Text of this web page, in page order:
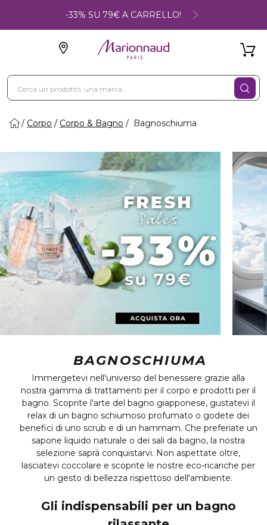
-33% SU 79€ A CARRELLO!
Corpo Corpo & Bagno Bagnoschiuma
BAGNOSCHIUMA
Immergetevi nell'universo del benessere grazie alla
nostra gamma di trattamenti per il corpo e prodotti per il
bagno. Scoprite l'arte del bagno giapponese, gustatevi il
relax di un bagno schiumoso profumato o godete dei
benefici di uno scrub e di un hammam. Che preferiate un
sapone liquido naturale o dei sali da bagno, la nostra
selezione saprà conquistarvi. Non aspettate oltre,
lasciatevi coccolare e scoprite le nostre eco-ricariche per
un gesto di bellezza rispettoso dell'ambiente.
Gli indispensabili per un bagno